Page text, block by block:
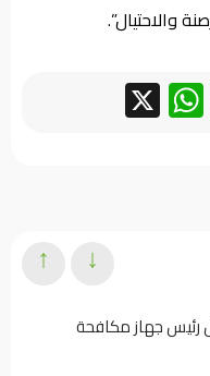
والاحتيال”.
Facebook
WhatsApp
رئيس جهاز مكافحة
↓
↑